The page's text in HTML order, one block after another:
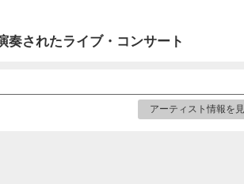
奏されたライブ・コンサート
アーティスト情報を